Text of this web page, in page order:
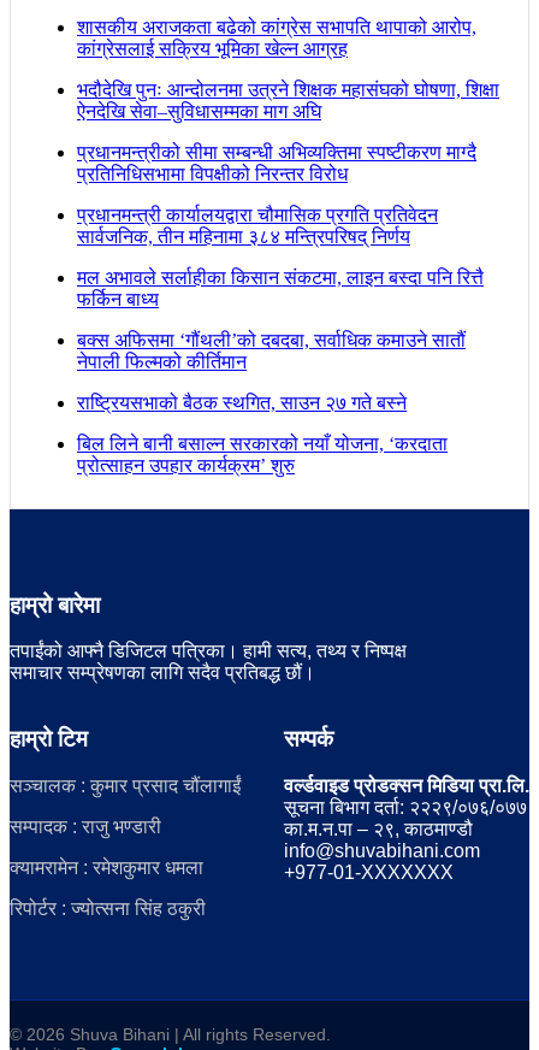
शासकीय अराजकता बढेको कांग्रेस सभापति थापाको आरोप,
कांग्रेसलाई सक्रिय भूमिका खेल्न आग्रह
भदौदेखि पुनः आन्दोलनमा उत्रने शिक्षक महासंघको घोषणा, शिक्षा
ऐनदेखि सेवा–सुविधासम्मका माग अघि
प्रधानमन्त्रीको सीमा सम्बन्धी अभिव्यक्तिमा स्पष्टीकरण माग्दै
प्रतिनिधिसभामा विपक्षीको निरन्तर विरोध
प्रधानमन्त्री कार्यालयद्वारा चौमासिक प्रगति प्रतिवेदन
सार्वजनिक, तीन महिनामा ३८४ मन्त्रिपरिषद् निर्णय
मल अभावले सर्लाहीका किसान संकटमा, लाइन बस्दा पनि रित्तै
फर्किन बाध्य
बक्स अफिसमा ‘गौंथली’को दबदबा, सर्वाधिक कमाउने सातौं
नेपाली फिल्मको कीर्तिमान
राष्ट्रियसभाको बैठक स्थगित, साउन २७ गते बस्ने
बिल लिने बानी बसाल्न सरकारको नयाँ योजना, ‘करदाता
प्रोत्साहन उपहार कार्यक्रम’ शुरु
हाम्रो बारेमा
तपाईंको आफ्नै डिजिटल पत्रिका। हामी सत्य, तथ्य र निष्पक्ष
समाचार सम्प्रेषणका लागि सदैव प्रतिबद्ध छौं।
हाम्रो टिम
सञ्चालक : कुमार प्रसाद चौंलागाईं
सम्पादक : राजु भण्डारी
क्यामरामेन : रमेशकुमार धमला
रिपोर्टर : ज्योत्सना सिंह ठकुरी
सम्पर्क
वर्ल्डवाइड प्रोडक्सन मिडिया प्रा.लि.
सूचना बिभाग दर्ता: २२२९/०७६/०७७
का.म.न.पा – २९, काठमाण्डौ
info@shuvabihani.com
+977-01-XXXXXXX
© 2026 Shuva Bihani | All rights Reserved.